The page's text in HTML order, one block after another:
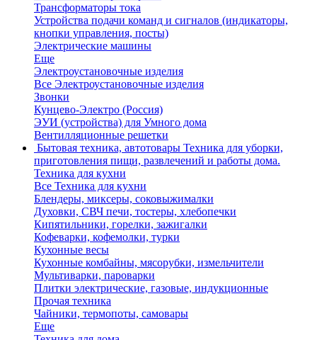
Трансформаторы тока
Устройства подачи команд и сигналов (индикаторы,
кнопки управления, посты)
Электрические машины
Еще
Электроустановочные изделия
Все Электроустановочные изделия
Звонки
Кунцево-Электро (Россия)
ЭУИ (устройства) для Умного дома
Вентилляционные решетки
Бытовая техника, автотовары Техника для уборки,
приготовления пищи, развлечений и работы дома.
Техника для кухни
Все Техника для кухни
Блендеры, миксеры, соковыжималки
Духовки, СВЧ печи, тостеры, хлебопечки
Кипятильники, горелки, зажигалки
Кофеварки, кофемолки, турки
Кухонные весы
Кухонные комбайны, мясорубки, измельчители
Мультиварки, пароварки
Плитки электрические, газовые, индукционные
Прочая техника
Чайники, термопоты, самовары
Еще